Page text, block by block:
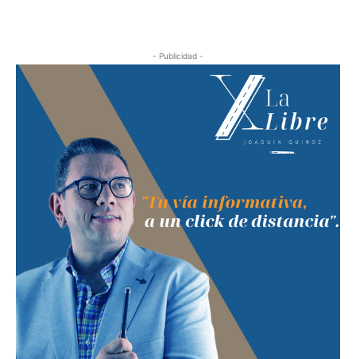
- Publicidad -